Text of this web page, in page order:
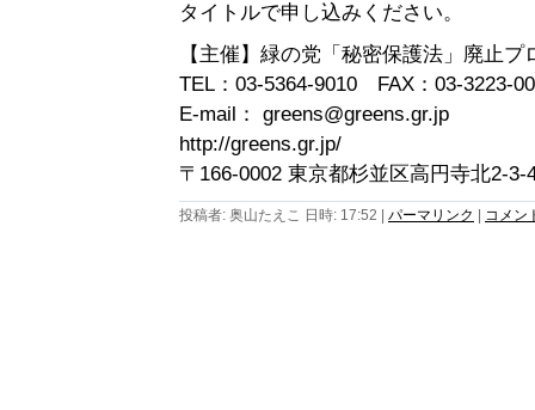
タイトルで申し込みください。
【主催】緑の党「秘密保護法」廃止プ
TEL：03-5364-9010 FAX：03-3223-
E-mail： greens@greens.gr.jp
http://greens.gr.jp/
〒166-0002 東京都杉並区高円寺北2-3-
投稿者: 奥山たえこ 日時: 17:52 パーマリンク コメン